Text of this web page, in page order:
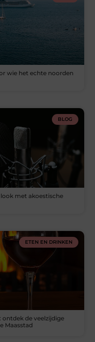
wie het echte noorden
BLOG
met akoestische
ETEN EN DRINKEN
de veelzijdige
Maasstad